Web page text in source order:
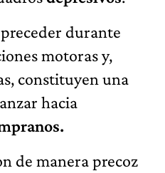
durante
motoras y,
constituyen una
hacia
de manera precoz